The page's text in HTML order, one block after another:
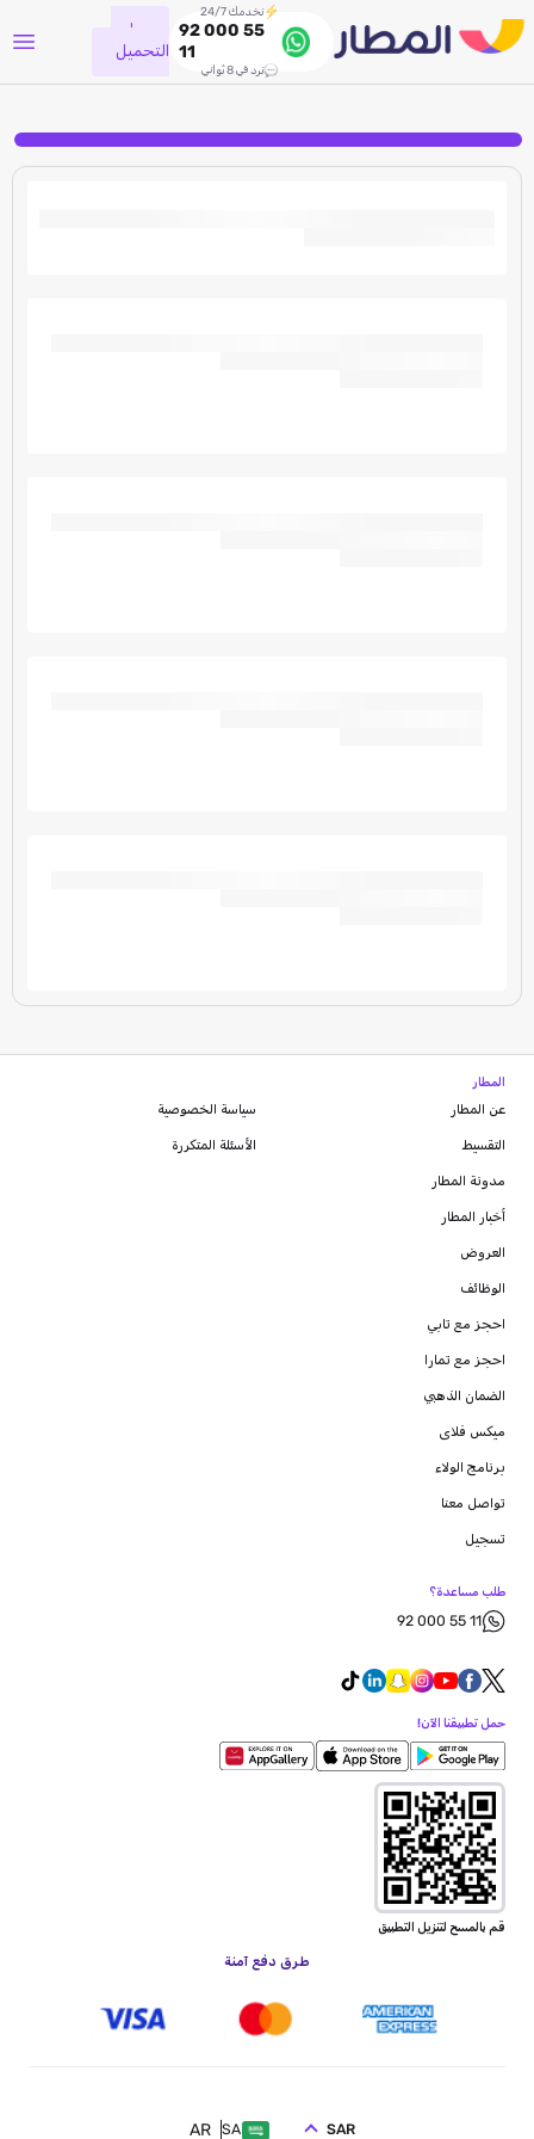
نخدمك 24/7
92 000 55
11
نرد في 8 ثواني
جاري
التحميل
المطار
عن المطار
التقسيط
مدونة المطار
أخبار المطار
العروض
الوظائف
احجز مع تابي
احجز مع تمارا
الضمان الذهبي
ميكس فلاى
برنامج الولاء
سياسة الخصوصية
الأسئلة المتكررة
تواصل معنا
تسجيل
طلب مساعدة؟
92 000 55 11
حمل تطبيقنا الآن!
قم بالمسح لتنزيل التطبيق
طرق دفع آمنة
SA
AR SAR